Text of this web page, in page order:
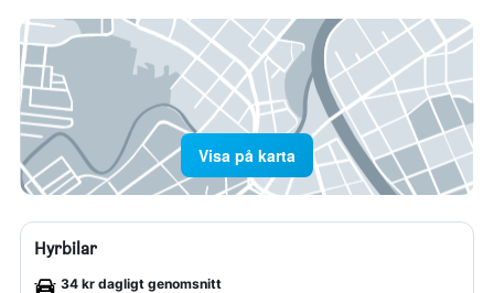
Visa på karta
Hyrbilar
34 kr dagligt genomsnitt